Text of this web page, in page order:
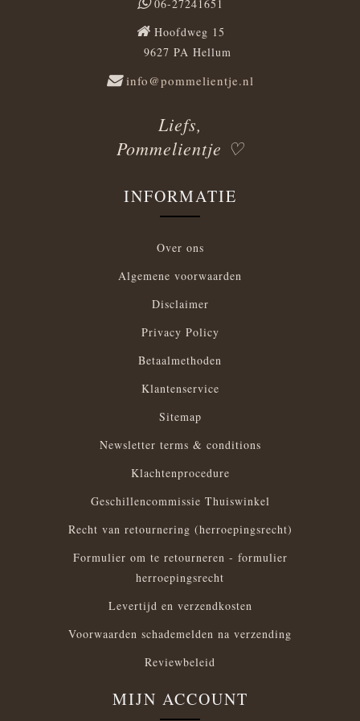
06-27241651
Hoofdweg 15
9627 PA Hellum
info@pommelientje.nl
Liefs,
Pommelientje ♡
INFORMATIE
Over ons
Algemene voorwaarden
Disclaimer
Privacy Policy
Betaalmethoden
Klantenservice
Sitemap
Newsletter terms & conditions
Klachtenprocedure
Geschillencommissie Thuiswinkel
Recht van retournering (herroepingsrecht)
Formulier om te retourneren - formulier
herroepingsrecht
Levertijd en verzendkosten
Voorwaarden schademelden na verzending
Reviewbeleid
MIJN ACCOUNT